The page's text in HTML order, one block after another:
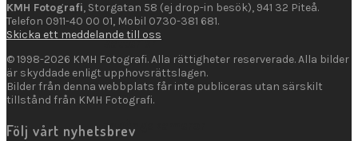
Batterier
Engångskameror
KMH Fotografi, Storgatan 58 (ej drop-in besök), 941 32 Piteå.
Telefon 0911-40 00 01, Mobil 0730-381 681.
Skicka ett meddelande till oss
© 1998-2026 KMH Fotografi. Alla rättigheter reserverade. Alla bilder
är skyddade enligt upphovsrättslagen.
Bilder från denna webbplats får inte publiceras utan särskilt
tillstånd från KMH Fotografi.
Följ vårt nyhetsbrev